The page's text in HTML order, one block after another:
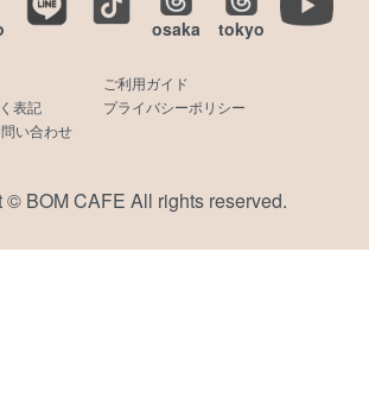
osaka tokyo
ご利用ガイド
表記
プライバシーポリシー
い合わせ
© BOM CAFE All rights reserved.